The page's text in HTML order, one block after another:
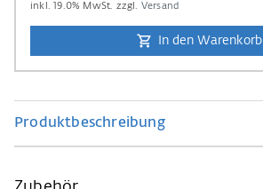
inkl.19.0% MwSt. zzgl. Versand
In den Warenkorb
Produktbeschreibung